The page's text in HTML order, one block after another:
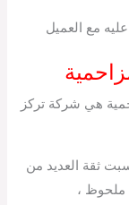
مع العميل
هي شركة تركز
ثقة العديد من
ملحوظ ،